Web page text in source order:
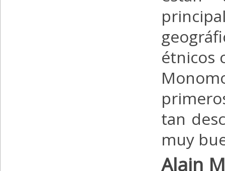
étnicos
tan
muy
Alain